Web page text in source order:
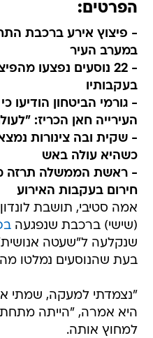
הפרטים:
- פיצוץ אירע ברכבת
במערב העיר
- 22 נוסעים נפצעו
בעקבותיו
- גורמי הביטחון
העירייה חאן הכריז:
- שקית ובה צינורות
כשהיא עולה באש
- ראשת הממשלה תרזה
חירום בעקבות האירוע
(שישי) ברכבת שנפגעה
שנקלעה ל"שעטה
בעת שהנוסעים נמלטו
"נצמדתי למעקה, שמתי
היא אמרה, "הייתה מתחתיי
למחוץ אותה.